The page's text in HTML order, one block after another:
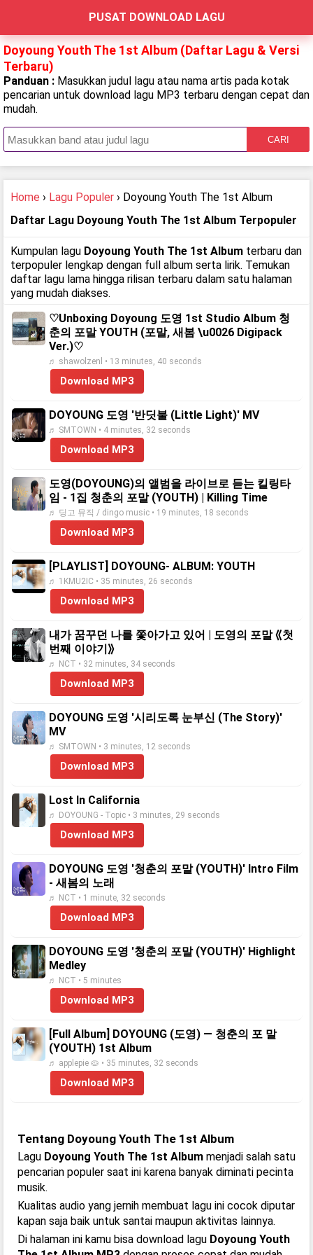
PUSAT DOWNLOAD LAGU
Doyoung Youth The 1st Album (Daftar Lagu & Versi
Terbaru)
Panduan : Masukkan judul lagu atau nama artis pada kotak
pencarian untuk download lagu MP3 terbaru dengan cepat dan
mudah.
CARI
Home › Lagu Populer › Doyoung Youth The 1st Album
Daftar Lagu Doyoung Youth The 1st Album Terpopuler
Kumpulan lagu Doyoung Youth The 1st Album terbaru dan
terpopuler lengkap dengan full album serta lirik. Temukan
daftar lagu lama hingga rilisan terbaru dalam satu halaman
yang mudah diakses.
♡Unboxing Doyoung 도영 1st Studio Album 청
춘의 포말 YOUTH (포말, 새봄 \u0026 Digipack
Ver.)♡
♬ shawolzenl • 13 minutes, 40 seconds
Download MP3
DOYOUNG 도영 '반딧불 (Little Light)' MV
♬ SMTOWN • 4 minutes, 32 seconds
Download MP3
도영(DOYOUNG)의 앨범을 라이브로 듣는 킬링타
임 - 1집 청춘의 포말 (YOUTH) | Killing Time
♬ 딩고 뮤직 / dingo music • 19 minutes, 18 seconds
Download MP3
[PLAYLIST] DOYOUNG- ALBUM: YOUTH
♬ 1KMU2IC • 35 minutes, 26 seconds
Download MP3
내가 꿈꾸던 나를 쫓아가고 있어 | 도영의 포말 ⟪첫
번째 이야기⟫
♬ NCT • 32 minutes, 34 seconds
Download MP3
DOYOUNG 도영 '시리도록 눈부신 (The Story)'
MV
♬ SMTOWN • 3 minutes, 12 seconds
Download MP3
Lost In California
♬ DOYOUNG - Topic • 3 minutes, 29 seconds
Download MP3
DOYOUNG 도영 '청춘의 포말 (YOUTH)' Intro Film
- 새봄의 노래
♬ NCT • 1 minute, 32 seconds
Download MP3
DOYOUNG 도영 '청춘의 포말 (YOUTH)' Highlight
Medley
♬ NCT • 5 minutes
Download MP3
[Full Album] DOYOUNG (도영) — 청춘의 포 말
(YOUTH) 1st Album
♬ applepie 🥧 • 35 minutes, 32 seconds
Download MP3
Tentang Doyoung Youth The 1st Album
Lagu Doyoung Youth The 1st Album menjadi salah satu
pencarian populer saat ini karena banyak diminati pecinta
musik.
Kualitas audio yang jernih membuat lagu ini cocok diputar
kapan saja baik untuk santai maupun aktivitas lainnya.
Di halaman ini kamu bisa download lagu Doyoung Youth